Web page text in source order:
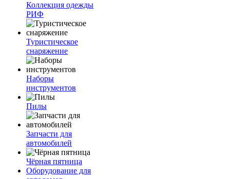
Коллекция одежды
РИФ
Туристическое
снаряжение
Наборы
инструментов
Пилы
Запчасти для
автомобилей
Чёрная пятница
Оборудование для